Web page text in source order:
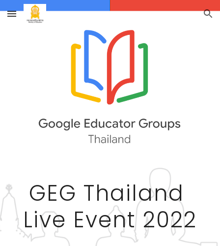
Skip to main content Skip to navigation
GEG Thailand
Live Event 2022